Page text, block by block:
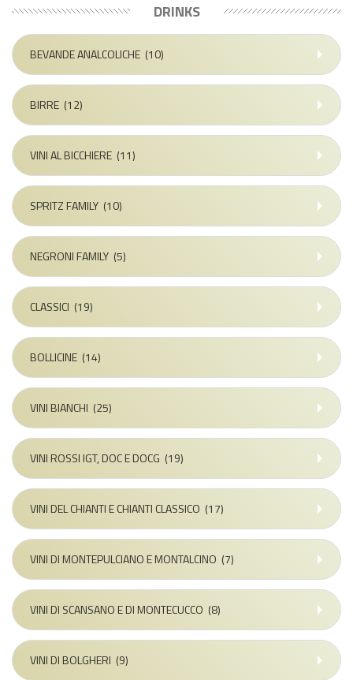
DRINKS
BEVANDE ANALCOLICHE (10)
BIRRE (12)
VINI AL BICCHIERE (11)
SPRITZ FAMILY (10)
NEGRONI FAMILY (5)
CLASSICI (19)
BOLLICINE (14)
VINI BIANCHI (25)
VINI ROSSI IGT, DOC E DOCG (19)
VINI DEL CHIANTI E CHIANTI CLASSICO (17)
VINI DI MONTEPULCIANO E MONTALCINO (7)
VINI DI SCANSANO E DI MONTECUCCO (8)
VINI DI BOLGHERI (9)